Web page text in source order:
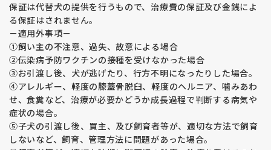
保証は代替犬の提供を行うもので、治療費の保証及び金銭によ
る保証はされません。
－適用外事項－
①飼い主の不注意、過失、故意による場合
②伝染病予防ワクチンの接種を受けなかった場合
③お引渡し後、犬が逃げたり、行方不明になったりした場合。
④アレルギー、軽度の膝蓋骨脱臼、軽度のヘルニア、噛みあわ
せ、食糞など、治療が必要かどうか成長過程で判断する病気や
症状の場合。
⑤子犬の引渡し後、買主、及び飼育者等が、適切な方法で飼育
しないなど、飼育、管理方法に問題があった場合。